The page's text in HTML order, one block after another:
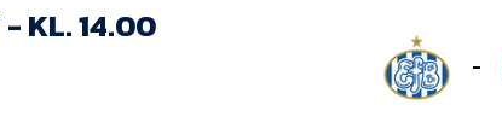
- KL. 14.00
-